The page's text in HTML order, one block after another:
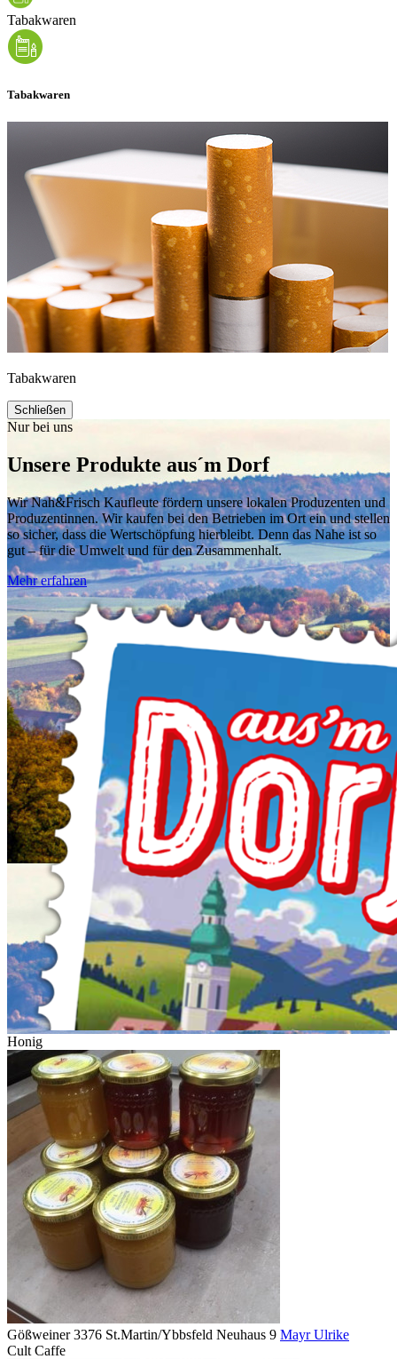
Tabakwaren
Tabakwaren
Tabakwaren
Schließen
Nur bei uns
Unsere Produkte aus´m Dorf
Wir Nah&Frisch Kaufleute fördern unsere lokalen Produzenten und
Produzentinnen. Wir kaufen bei den Betrieben im Ort ein und stellen
so sicher, dass die Wertschöpfung hierbleibt. Denn das Nahe ist so
gut – für die Umwelt und für den Zusammenhalt.
Mehr erfahren
Honig
Gößweiner 3376 St.Martin/Ybbsfeld Neuhaus 9 Mayr Ulrike
Cult Caffe